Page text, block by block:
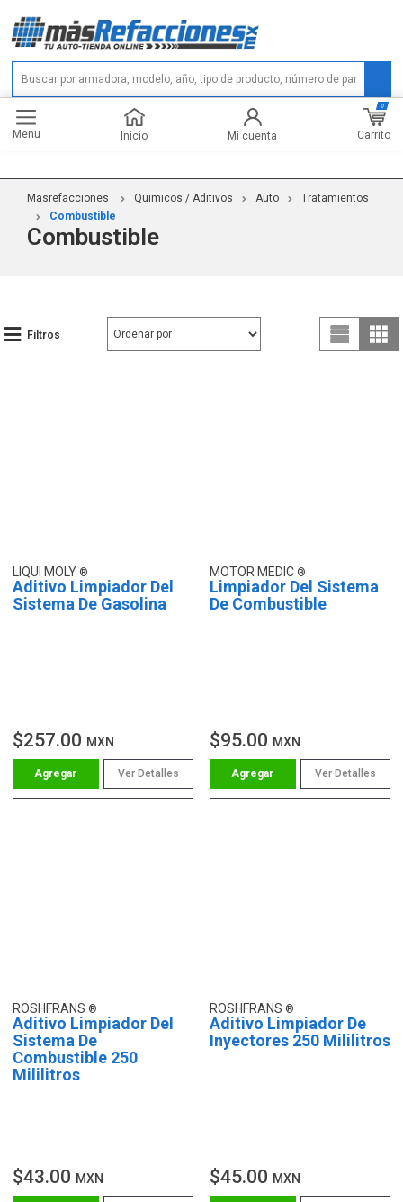
Menu Inicio Mi cuenta Carrito
0
Masrefacciones Quimicos / Aditivos Auto
Tratamientos
Combustible
Combustible
Filtros
LIQUI MOLY
Aditivo Limpiador Del
Sistema De Gasolina
$257.00 MXN
Ver Detalles
MOTOR MEDIC
Limpiador Del Sistema
De Combustible
$95.00 MXN
Ver Detalles
ROSHFRANS
Aditivo Limpiador Del
Sistema De
Combustible 250
Mililitros
$43.00 MXN
ROSHFRANS
Aditivo Limpiador De
Inyectores 250 Mililitros
$45.00 MXN